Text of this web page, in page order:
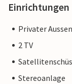
Einrichtungen
Privater
2 TV
Stereoanlage